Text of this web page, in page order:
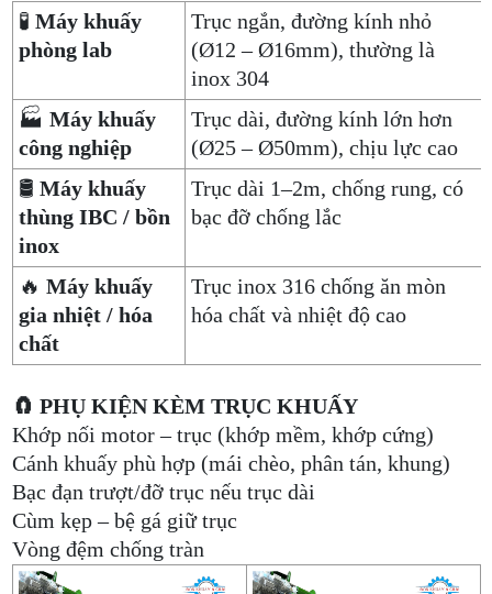
🧪 Máy khuấy
phòng lab
Trục ngắn, đường kính nhỏ
(Ø12 – Ø16mm), thường là
inox 304
🏭 Máy khuấy
công nghiệp
Trục dài, đường kính lớn hơn
(Ø25 – Ø50mm), chịu lực cao
🛢️ Máy khuấy
thùng IBC / bồn
inox
Trục dài 1–2m, chống rung, có
bạc đỡ chống lắc
🔥 Máy khuấy
gia nhiệt / hóa
chất
Trục inox 316 chống ăn mòn
hóa chất và nhiệt độ cao
🧲 PHỤ KIỆN KÈM TRỤC KHUẤY
Khớp nối motor – trục (khớp mềm, khớp cứng)
Cánh khuấy phù hợp (mái chèo, phân tán, khung)
Bạc đạn trượt/đỡ trục nếu trục dài
Cùm kẹp – bệ gá giữ trục
Vòng đệm chống tràn